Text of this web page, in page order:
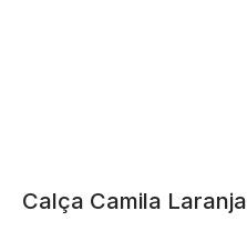
Calça Camila Laranja
10º blusa